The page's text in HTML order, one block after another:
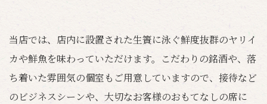
当店では、店内に設置された生簀に泳ぐ鮮度抜群のヤリイ
カや鮮魚を味わっていただけます。こだわりの銘酒や、落
ち着いた雰囲気の個室もご用意していますので、接待など
のビジネスシーンや、大切なお客様のおもてなしの席に